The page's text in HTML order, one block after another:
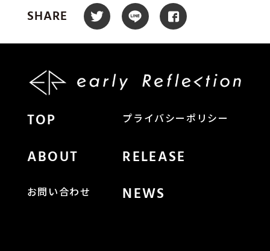
SHARE
TOP プライバシーポリシー
ABOUT RELEASE
お問い合わせ NEWS